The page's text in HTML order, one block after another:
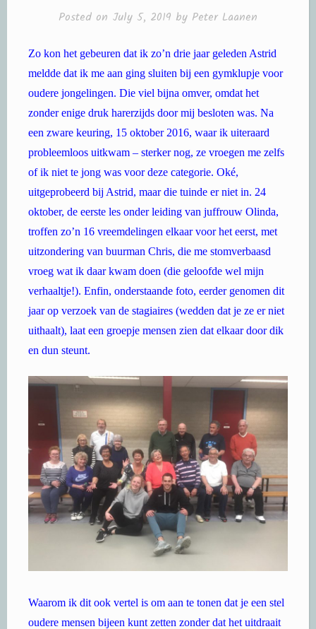
Posted on July 5, 2019 by Peter Laanen
Zo kon het gebeuren dat ik zo’n drie jaar geleden Astrid
meldde dat ik me aan ging sluiten bij een gymklupje voor
oudere jongelingen. Die viel bijna omver, omdat het
zonder enige druk harerzijds door mij besloten was. Na
een zware keuring, 15 oktober 2016, waar ik uiteraard
probleemloos uitkwam – sterker nog, ze vroegen me zelfs
of ik niet te jong was voor deze categorie. Oké,
uitgeprobeerd bij Astrid, maar die tuinde er niet in. 24
oktober, de eerste les onder leiding van juffrouw Olinda,
troffen zo’n 16 vreemdelingen elkaar voor het eerst, met
uitzondering van buurman Chris, die me stomverbaasd
vroeg wat ik daar kwam doen (die geloofde wel mijn
verhaaltje!). Enfin, onderstaande foto, eerder genomen dit
jaar op verzoek van de stagiaires (wedden dat je ze er niet
uithaalt), laat een groepje mensen zien dat elkaar door dik
en dun steunt.
Waarom ik dit ook vertel is om aan te tonen dat je een stel
oudere mensen bijeen kunt zetten zonder dat het uitdraait